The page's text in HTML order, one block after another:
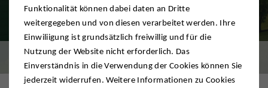
Umzug & Logistik
Funktionalität können dabei daten an Dritte
weitergegeben und von diesen verarbeitet werden. Ihre
Einwiliigung ist grundsätzlich freiwillig und für die
Nutzung der Website nicht erforderlich. Das
Einverständnis in die Verwendung der Cookies können Sie
jederzeit widerrufen. Weitere Informationen zu Cookies